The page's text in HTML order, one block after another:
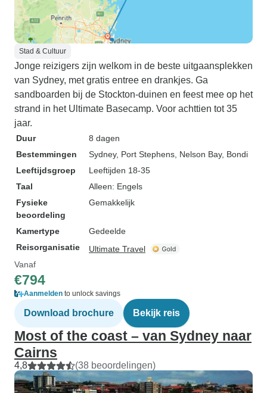
Stad & Cultuur
Jonge reizigers zijn welkom in de beste uitgaansplekken
van Sydney, met gratis entree en drankjes. Ga
sandboarden bij de Stockton-duinen en feest mee op het
strand in het Ultimate Basecamp. Voor achttien tot 35
jaar.
Duur
8 dagen
Bestemmingen
Sydney, Port Stephens , Nelson Bay, Bondi
Leeftijdsgroep
Leeftijden 18-35
Taal
Alleen: Engels
Fysieke
beoordeling
Gemakkelijk
Kamertype
Gedeelde
Reisorganisatie
Ultimate Travel
Vanaf
€794
Aanmelden to unlock savings
Download brochure Bekijk reis
Most of the coast – van Sydney naar
Cairns
4,8 (38 beoordelingen)